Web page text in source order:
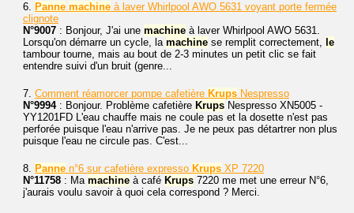
6. Panne machine à laver Whirlpool AWO 5631 voyant porte fermée
clignote
N°9007 : Bonjour, J'ai une machine à laver Whirlpool AWO 5631.
Lorsqu'on démarre un cycle, la machine se remplit correctement, le
tambour tourne, mais au bout de 2-3 minutes un petit clic se fait
entendre suivi d'un bruit (genre...
7. Comment réamorcer pompe cafetière Krups Nespresso
N°9994: Bonjour. Problème cafetière Krups Nespresso XN5005 -
YY1201FD L'eau chauffe mais ne coule pas et la dosette n'est pas
perforée puisque l'eau n'arrive pas. Je ne peux pas détartrer non plus
puisque l'eau ne circule pas. C'est...
8. Panne n°6 sur cafetière expresso Krups XP 7220
N°11758 : Ma machine à café Krups 7220 me met une erreur N°6,
j'aurais voulu savoir à quoi cela correspond ? Merci.